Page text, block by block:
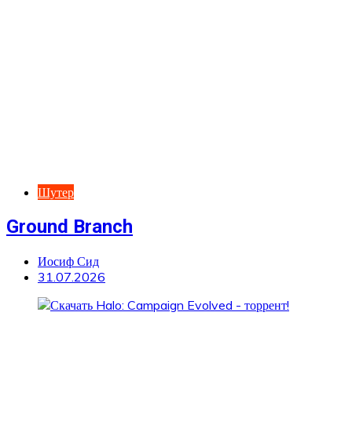
Шутер
Ground Branch
Иосиф Сид
31.07.2026